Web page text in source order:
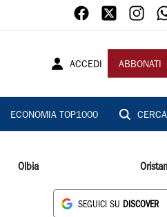
ACCEDI ABBONATI
ECONOMIA TOP1000 CERCA
Olbia
SEGUICI SU DISCOVER